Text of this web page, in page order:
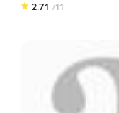
2.71 /11